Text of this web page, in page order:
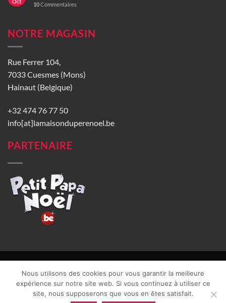
Oct 10Commentaires
NOTRE MAGASIN
Rue Ferrer 104,
7033 Cuesmes (Mons)
Hainaut (Belgique)
+32 474 76 77 50
info[at]lamaisonduperenoel.be
PARTENAIRE
CGU| Vie privée| TVA : BE0840965749 | Site web réalisé par
Nous utilisons des cookies pour vous garantir la meilleure
expérience sur notre site web. Si vous continuez à utiliser ce
site, nous supposerons que vous en êtes satisfait.